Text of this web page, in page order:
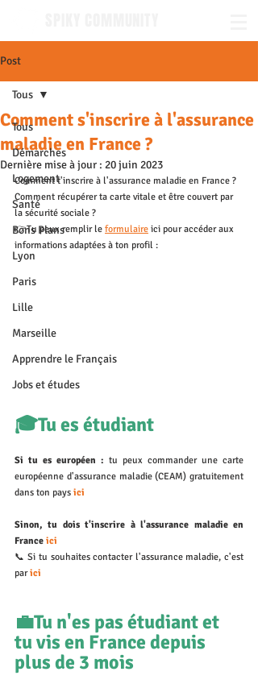
Post
Tous
Démarches
Logement
Santé
Bons Plans
Lyon
Paris
Lille
Marseille
Apprendre le Français
Jobs et études
Tous
Comment s'inscrire à l'assurance
maladie en France ?
Dernière mise à jour : 20 juin 2023
Comment t'inscrire à l'assurance maladie en France ?
Comment récupérer ta carte vitale et être couvert par
la sécurité sociale ?
👉Tu peux remplir le formulaire ici pour accéder aux
informations adaptées à ton profil :
🎓Tu es étudiant
Si tu es européen : tu peux commander une carte
européenne d'assurance maladie (CEAM) gratuitement
dans ton pays ici
Sinon, tu dois t'inscrire à l'assurance maladie en
France ici
📞 Si tu souhaites contacter l'assurance maladie, c'est
par ici
💼Tu n'es pas étudiant et
tu vis en France depuis
plus de 3 mois